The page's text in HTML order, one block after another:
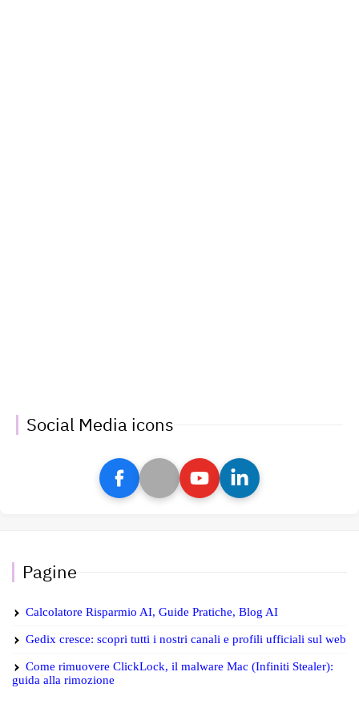
Social Media icons
Pagine
Calcolatore Risparmio AI, Guide Pratiche, Blog AI
Gedix cresce: scopri tutti i nostri canali e profili ufficiali sul web
Come rimuovere ClickLock, il malware Mac (Infiniti Stealer):
guida alla rimozione